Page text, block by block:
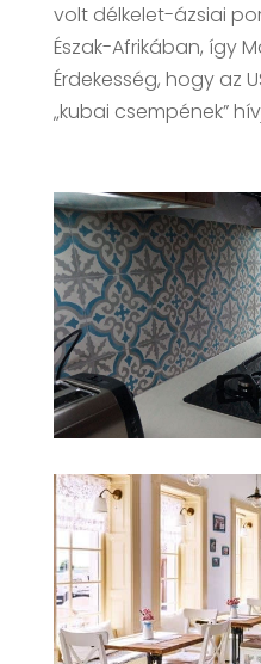
volt délkelet-ázsiai
Észak-Afrikában, így
Érdekesség, hogy az
„kubai csempének”